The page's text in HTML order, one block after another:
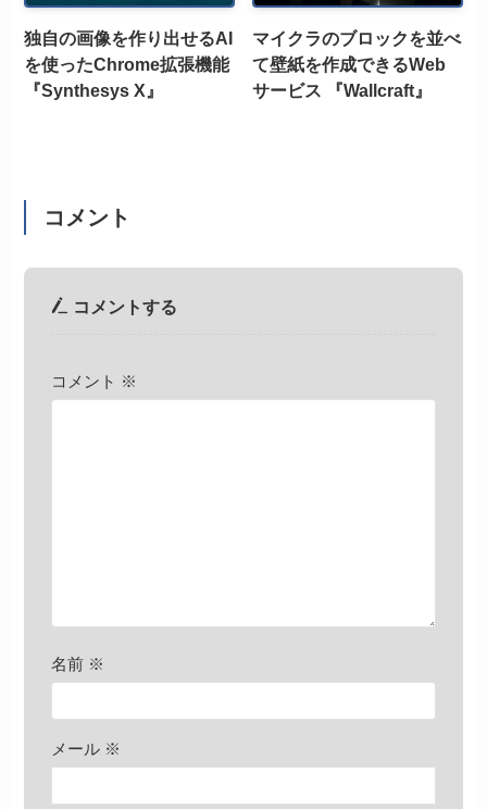
独自の画像を作り出せるAI
を使ったChrome拡張機能
『Synthesys X』
マイクラのブロックを並べ
て壁紙を作成できるWeb
サービス 『Wallcraft』
コメント
コメントする
コメント ※
名前 ※
メール ※